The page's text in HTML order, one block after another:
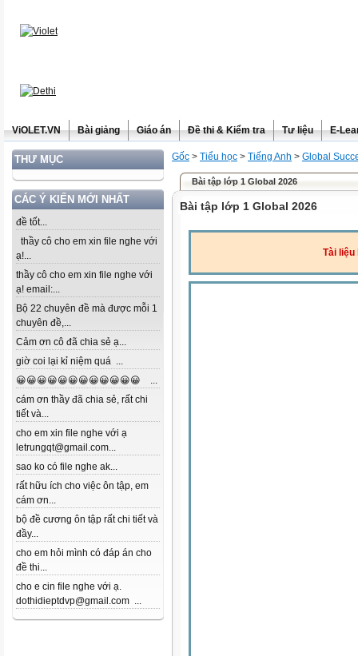
ViOLET.VN Bài giảng Giáo án Đề thi & Kiểm tra Tư liệu E-
THƯ MỤC
CÁC Ý KIẾN MỚI NHẤT
đề tốt...
thầy cô cho em xin file nghe với
ạ!...
thầy cô cho em xin file nghe với
ạ! email:...
Bộ 22 chuyên đề mà được mỗi 1
chuyên đề,...
Cảm ơn cô đã chia sẻ ạ...
giờ coi lại kỉ niệm quá ...
😀😀😀😀😀😀😀😀😀😀😀😀 ...
cám ơn thầy đã chia sẻ, rất chi
tiết và...
cho em xin file nghe với ạ
letrungqt@gmail.com...
sao ko có file nghe ak...
rất hữu ích cho việc ôn tập, em
cám ơn...
bộ đề cương ôn tập rất chi tiết và
đầy...
cho em hỏi mình có đáp án cho
đề thi...
cho e cin file nghe với ạ.
dothidieptdvp@gmail.com ...
Gốc > Tiểu học > Tiếng Anh > Global
Bài tập lớp 1 Global 2026
Bài tập lớp 1 Global 2026
Tài